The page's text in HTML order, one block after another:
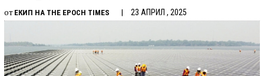
от ЕКИП НА THE EPOCH TIMES 23 АПРИЛ , 2025